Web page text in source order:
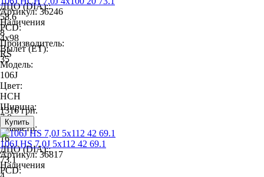
ДЦО (DIA)::
58.6
PCD:
4x98
Вылет (ET):
35
Артикул: 36246
Наличения
8
Производитель:
RS
Модель:
106J
Цвет:
HCH
Ширина:
7.0
Диаметр:
16
ДЦО (DIA)::
73.1
PCD:
1316 грн.
106J HS 7,0J 5x112 42 69.1
Артикул: 36817
Наличения